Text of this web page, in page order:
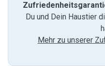
Du und Dein Haustier
Mehr zu unserer